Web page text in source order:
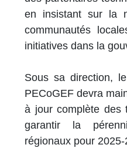
en insistant sur la
communautés
initiatives dans la
Sous sa direction,
PECoGEF devra
à jour complète des
garantir la
régionaux pour 2025-